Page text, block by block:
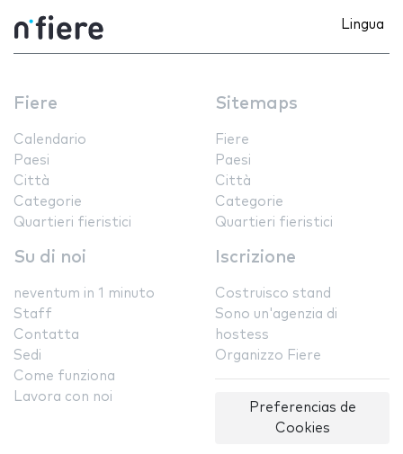
Lingua
Fiere
Calendario
Paesi
Città
Categorie
Quartieri fieristici
Sitemaps
Fiere
Paesi
Città
Categorie
Quartieri fieristici
Su di noi
neventum in 1 minuto
Staff
Contatta
Sedi
Come funziona
Lavora con noi
Iscrizione
Costruisco stand
Sono un'agenzia di
hostess
Organizzo Fiere
Preferencias de
Cookies